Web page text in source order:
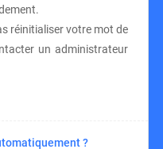
réinitialiser votre mot de
un administrateur
?